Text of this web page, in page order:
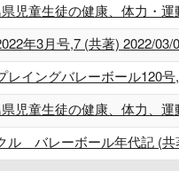
児童生徒の健康、体力・
年3月号,7 (共著) 2022/03/
レイングバレーボール120号
児童生徒の健康、体力、
ル バレーボール年代記 (共